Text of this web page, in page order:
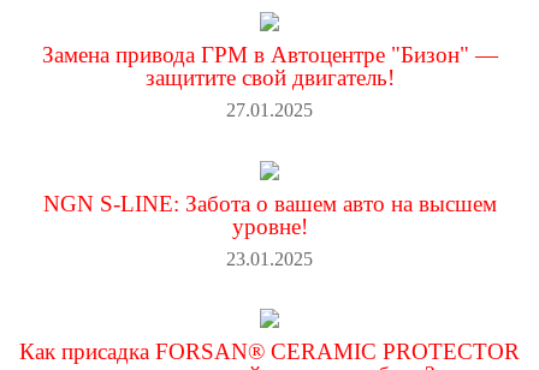
Замена привода ГРМ в Автоцентре "Бизон" —
защитите свой двигатель!
27.01.2025
NGN S-LINE: Забота о вашем авто на высшем
уровне!
23.01.2025
Как присадка FORSAN® CERAMIC PROTECTOR